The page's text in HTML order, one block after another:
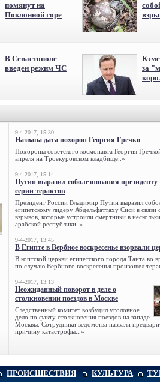
помянут на
Поклонной горе
В Севастополе
введен режим ЧС
за
9-4-2017, 15:30
Названа дата похорон Георгия Гречко
Похороны советского космонавта Георгия
апреля на Троекуровском кладбище..»
9-4-2017, 15:14
Путин выразил соболезнования президенту
серии терактов
Президент России Владимир Путин выразил
египетскому лидеру Абдельфаттаху Сиси в связи
взрывов, которые устроили смертники в
арабской республики..»
9-4-2017, 13:45
В Египте в Вербное воскресенье взорвали
В коптской церкви египетского города Танта во
по случаю Вербного воскресенья произошел
9-4-2017, 13:13
Неожиданный поворот в деле о
столкновении поездов в Москве
Следственный комитет возбудил уголовное
дело по факту столкновения поездов на западе
Москвы. Сотрудники ведомства назвали
причину катастрофы...»
ПРОИСШЕСТВИЯ КУЛЬТУРА